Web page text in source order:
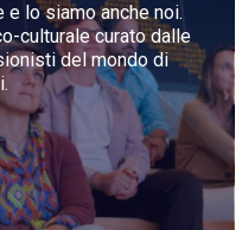
e lo siamo anche noi.
culturale curato dalle
del mondo di